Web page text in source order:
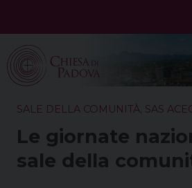
SALE DELLA COMUNITÀ SAS
Le giornate
sale della